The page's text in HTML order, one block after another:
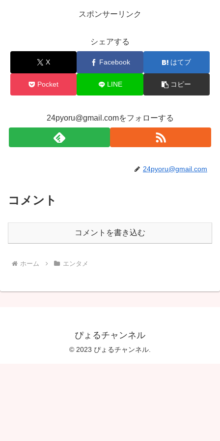
スポンサーリンク
シェアする
X Facebook はてブ
Pocket LINE コピー
24pyoru@gmail.comをフォローする
24pyoru@gmail.com
コメント
コメントを書き込む
ホーム エンタメ
ぴょるチャンネル
© 2023 ぴょるチャンネル.